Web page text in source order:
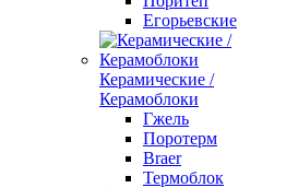
Егорьевские
Керамические /
Керамоблоки
Гжель
Поротерм
Braer
Термоблок